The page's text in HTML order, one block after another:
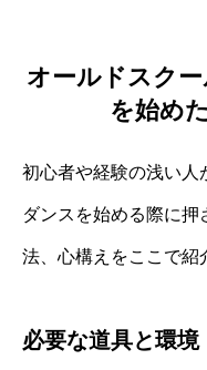
オールドスク
を始め
初心者や経験の浅い人
ダンスを始める際に
法、心構えをここで紹
必要な道具と環境